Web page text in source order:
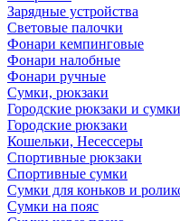
Зарядные устройства
Световые палочки
Фонари кемпинговые
Фонари налобные
Фонари ручные
Сумки, рюкзаки
Городские рюкзаки и сумки
Городские рюкзаки
Кошельки, Несессеры
Спортивные рюкзаки
Спортивные сумки
Сумки для коньков и
Сумки на пояс